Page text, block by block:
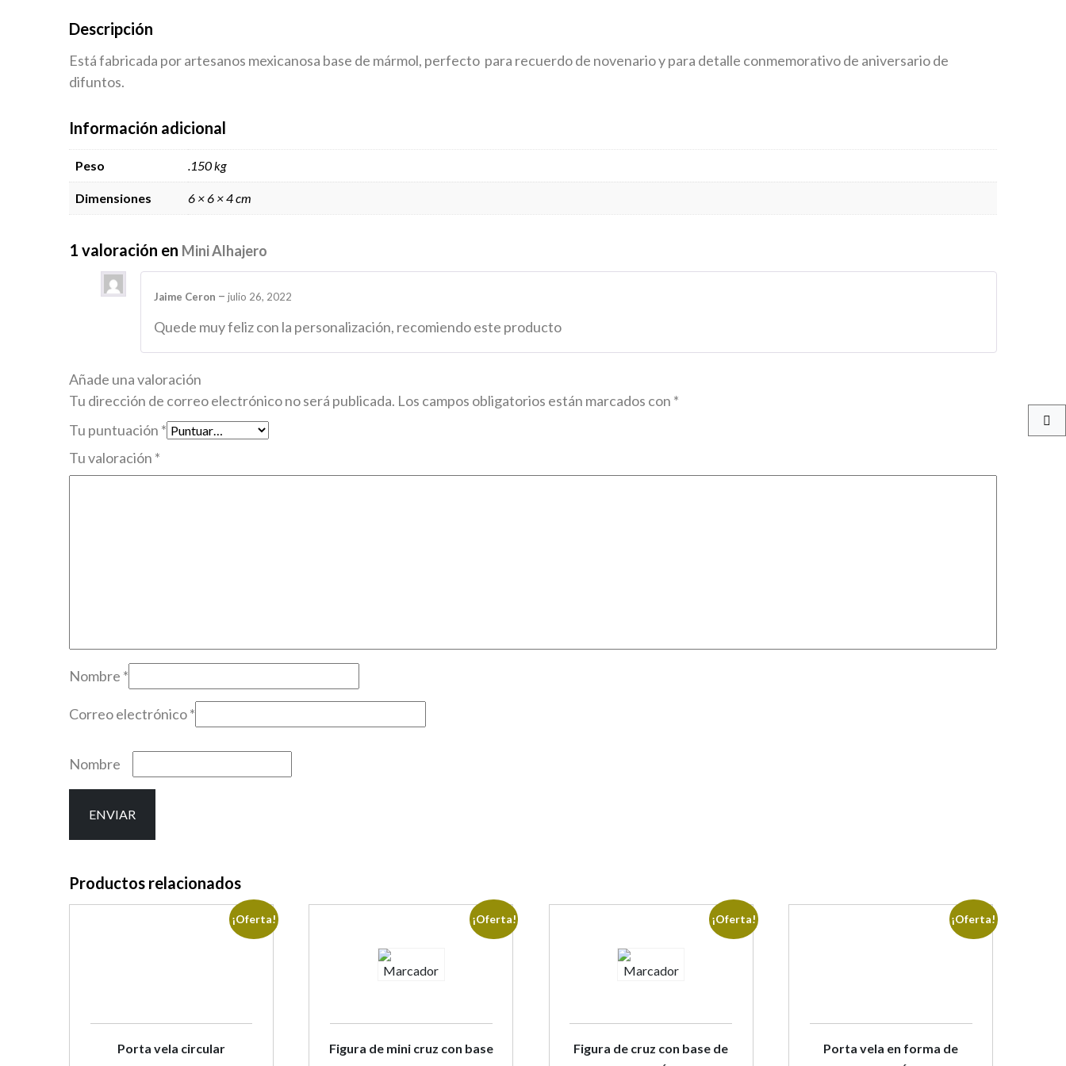
Descripción
Está fabricada por artesanos mexicanosa base de mármol, perfecto para recuerdo de novenario y para detalle conmemorativo de aniversario de
difuntos.
Información adicional
Peso .150 kg
Dimensiones 6 × 6 × 4 cm
1 valoración en Mini Alhajero
Jaime Ceron – julio 26, 2022
Quede muy feliz con la personalización, recomiendo este producto
Añade una valoración
Tu dirección de correo electrónico no será publicada. Los campos obligatorios están marcados con *
Tu puntuación *
Tu valoración *
Nombre *
Correo electrónico*
Nombre
Productos relacionados
¡Oferta!
Porta vela circular
¡Oferta!
Figura de mini cruz con base
¡Oferta!
Figura de cruz con base de
¡Oferta!
Porta vela en forma de